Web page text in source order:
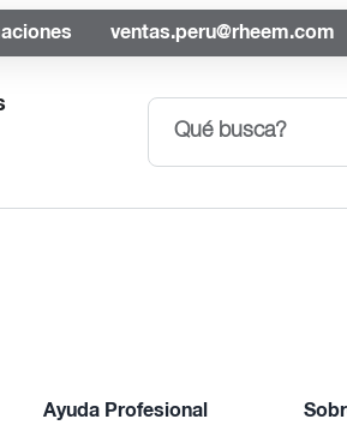
ventas.peru@rheem.com
Ayuda Profesional